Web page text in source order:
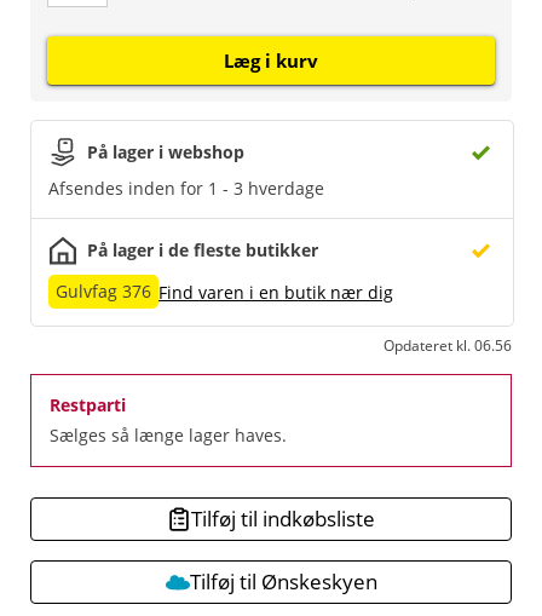
På lager i webshop
Afsendes inden for 1 - 3 hverdage
På lager i de fleste butikker
Gulvfag 376 Find varen i en butik nær dig
Opdateret kl. 06.56
Restparti
Sælges så længe lager haves.
Læg i kurv
Tilføj til indkøbsliste
Tilføj til Ønskeskyen